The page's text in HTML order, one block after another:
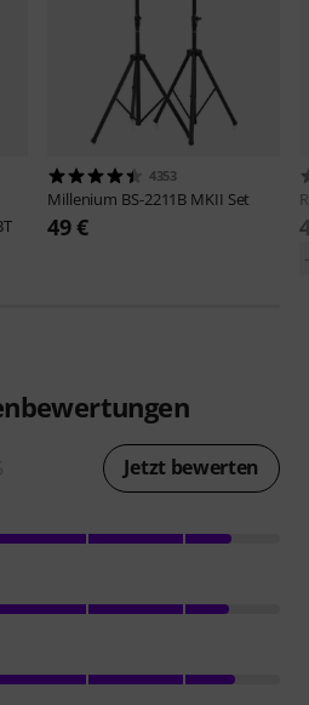
4353
Millenium BS-2211B MKII Set
49 €
Jetzt bewerten